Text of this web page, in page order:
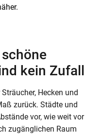
kein Zufall
Hecken und
zurück. Städte und
vor, wie weit vor
zugänglichen Raum